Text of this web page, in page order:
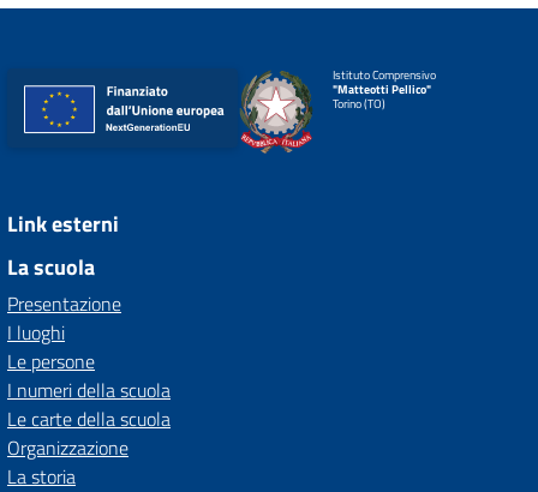
Istituto Comprensivo
"Matteotti Pellico"
Torino (TO)
Link esterni
La scuola
Presentazione
I luoghi
Le persone
I numeri della scuola
Le carte della scuola
Organizzazione
La storia